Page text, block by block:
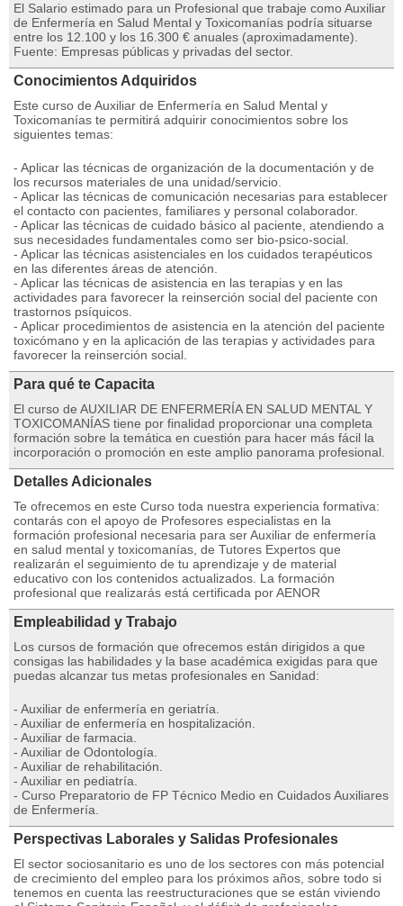
El Salario estimado para un Profesional que trabaje como Auxiliar
de Enfermería en Salud Mental y Toxicomanías podría situarse
entre los 12.100 y los 16.300 € anuales (aproximadamente).
Fuente: Empresas públicas y privadas del sector.
Conocimientos Adquiridos
Este curso de Auxiliar de Enfermería en Salud Mental y
Toxicomanías te permitirá adquirir conocimientos sobre los
siguientes temas:
- Aplicar las técnicas de organización de la documentación y de
los recursos materiales de una unidad/servicio.
- Aplicar las técnicas de comunicación necesarias para establecer
el contacto con pacientes, familiares y personal colaborador.
- Aplicar las técnicas de cuidado básico al paciente, atendiendo a
sus necesidades fundamentales como ser bio-psico-social.
- Aplicar las técnicas asistenciales en los cuidados terapéuticos
en las diferentes áreas de atención.
- Aplicar las técnicas de asistencia en las terapias y en las
actividades para favorecer la reinserción social del paciente con
trastornos psíquicos.
- Aplicar procedimientos de asistencia en la atención del paciente
toxicómano y en la aplicación de las terapias y actividades para
favorecer la reinserción social.
Para qué te Capacita
El curso de AUXILIAR DE ENFERMERÍA EN SALUD MENTAL Y
TOXICOMANÍAS tiene por finalidad proporcionar una completa
formación sobre la temática en cuestión para hacer más fácil la
incorporación o promoción en este amplio panorama profesional.
Detalles Adicionales
Te ofrecemos en este Curso toda nuestra experiencia formativa:
contarás con el apoyo de Profesores especialistas en la
formación profesional necesaria para ser Auxiliar de enfermería
en salud mental y toxicomanías, de Tutores Expertos que
realizarán el seguimiento de tu aprendizaje y de material
educativo con los contenidos actualizados. La formación
profesional que realizarás está certificada por AENOR
Empleabilidad y Trabajo
Los cursos de formación que ofrecemos están dirigidos a que
consigas las habilidades y la base académica exigidas para que
puedas alcanzar tus metas profesionales en Sanidad:
- Auxiliar de enfermería en geriatría.
- Auxiliar de enfermería en hospitalización.
- Auxiliar de farmacia.
- Auxiliar de Odontología.
- Auxiliar de rehabilitación.
- Auxiliar en pediatría.
- Curso Preparatorio de FP Técnico Medio en Cuidados Auxiliares
de Enfermería.
Perspectivas Laborales y Salidas Profesionales
El sector sociosanitario es uno de los sectores con más potencial
de crecimiento del empleo para los próximos años, sobre todo si
tenemos en cuenta las reestructuraciones que se están viviendo